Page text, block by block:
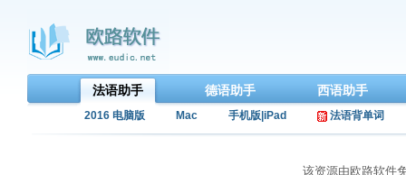
法语助手 德语助手 西语助手
2016 电脑版 Mac 手机版|iPad 法语背单词
该资源由欧路软件